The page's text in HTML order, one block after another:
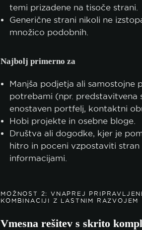
temi prizadene na tisoče strani.
Generične strani nikoli ne
množico podobnih.
Najbolj primerno za
Manjša podjetja ali samostojne
potrebami (npr. predstavitvena
enostaven portfelj, kontaktni
Hobi projekte in osebne bloge.
Društva ali dogodke, kjer je
hitro in poceni vzpostaviti stran
informacijami.
MOŽNOST 2: VNAPREJ
KOMBINACIJI Z LASTNIM RAZVOJEM
Vmesna rešitev s skrito
SPREJMI VSE